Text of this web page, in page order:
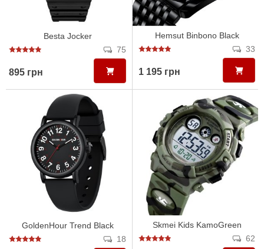
Besta Jocker
75
895 грн
Hemsut Binbono Black
33
1 195 грн
GoldenHour Trend Black
18
Skmei Kids KamoGreen
62